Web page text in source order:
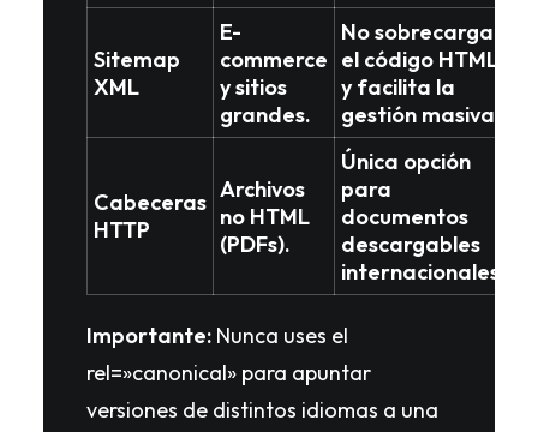
Sitemap
XML
E-
commerce
y sitios
grandes.
No sobrecarga
el código HTML
y facilita la
gestión masiva.
Cabeceras
HTTP
Archivos
no HTML
(PDFs).
Única opción
para
documentos
descargables
internacionales.
Importante: Nunca uses el
rel=»canonical» para apuntar
versiones de distintos idiomas a una